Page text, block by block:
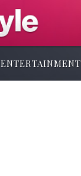
ENTERTAINMENT